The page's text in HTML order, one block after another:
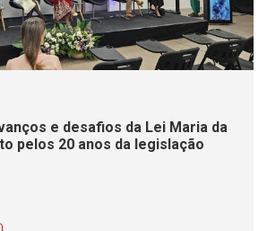
e desafios da Lei Maria da
pelos 20 anos da legislação